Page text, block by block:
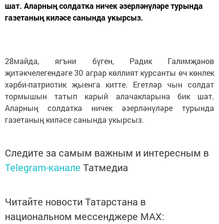
шат. Аларның солдатка ничек әзерләнүләре турында
газетаның киләсе санында укырсыз.
28майда, ягъни бүген, Радик Галимҗанов
җитәкчелегендәге 30 аграр көллият курсанты өч көнлек
хәрби-патриотик җыенга китте. Егетләр чын солдат
тормышын татып карый алачакларына бик шат.
Аларның солдатка ничек әзерләнүләре турында
газетаның киләсе санында укырсыз.
Следите за самым важным и интересным в
Telegram-канале Татмедиа
Читайте новости Татарстана в
национальном мессенджере MАХ: